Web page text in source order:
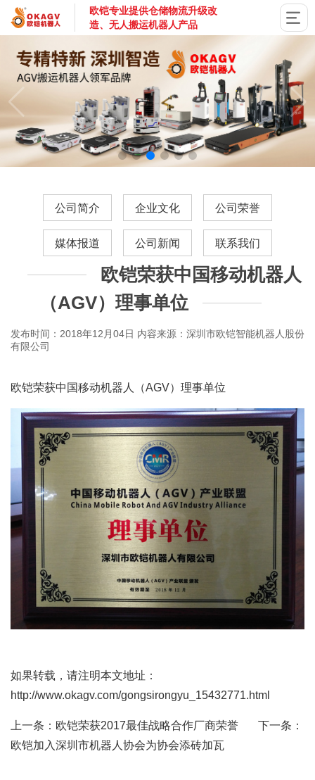
欧铠专业提供仓储物流升级改
造、无人搬运机器人产品
公司简介 企业文化 公司荣誉
媒体报道 公司新闻 联系我们
欧铠荣获中国移动机器人
（AGV）理事单位
发布时间：2018年12月04日 内容来源：深圳市欧铠智能机器人股份
有限公司
欧铠荣获中国移动机器人（AGV）理事单位
如果转载，请注明本文地址：
http://www.okagv.com/gongsirongyu_15432771.html
上一条： 欧铠荣获2017最佳战略合作厂商荣誉 下一条：
欧铠加入深圳市机器人协会为协会添砖加瓦